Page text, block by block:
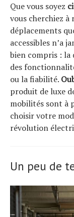
Que vous soyez
vous cherchiez
déplacements
accessibles n’a
bien compris : la
des
ou la fiabilité.
produit de luxe
mobilités sont à
choisir votre
révolution
Un peu de